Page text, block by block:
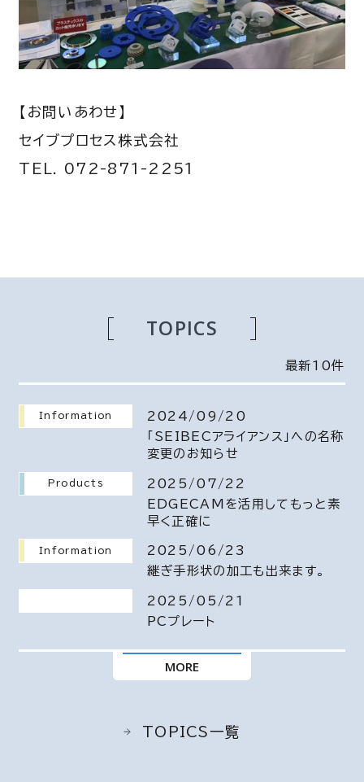
【お問いあわせ】
セイブプロセス株式会社
TEL. 072-871-2251
TOPICS
最新10件
Information
2024/09/20
「SEIBECアライアンス」への名称
変更のお知らせ
Products
2025/07/22
EDGECAMを活用してもっと素
早く正確に
Information
2025/06/23
継ぎ手形状の加工も出来ます。
2025/05/21
PCプレート
MORE
TOPICS一覧